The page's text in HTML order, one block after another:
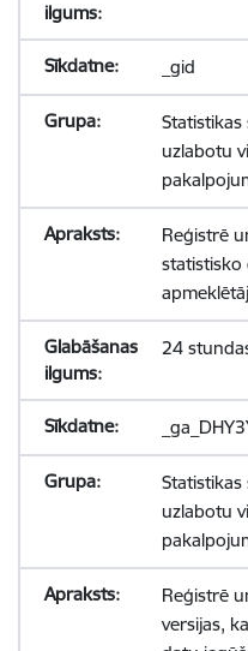
_gid
Statistikas
uzlabotu
Reģistrē
statistisko
24
Statistikas
uzlabotu
Reģistrē
versijas,